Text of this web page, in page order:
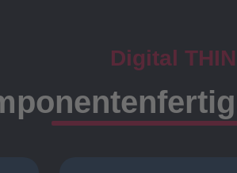
Digital